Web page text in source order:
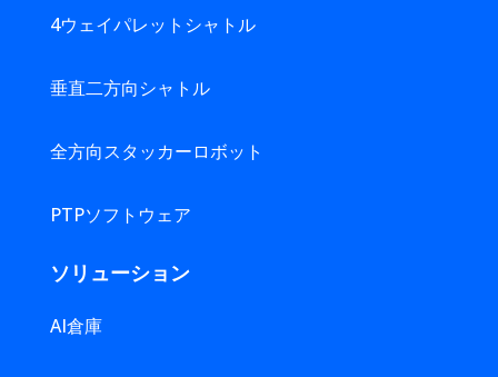
4ウェイパレットシャトル
垂直二方向シャトル
全方向スタッカーロボット
PTPソフトウェア
ソリューション
AI倉庫